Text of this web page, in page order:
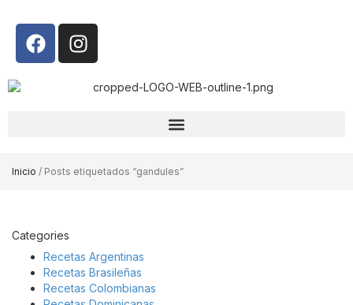
Inicio / Posts etiquetados “gandules”
Categories
Recetas Argentinas
Recetas Brasileñas
Recetas Colombianas